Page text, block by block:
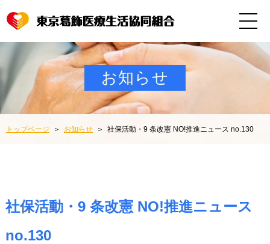
お知らせ
トップページ お知らせ 社保活動・9 条改憲 NO!推進ニュース no.130
社保活動・9 条改憲 NO!推進ニュース
no.130